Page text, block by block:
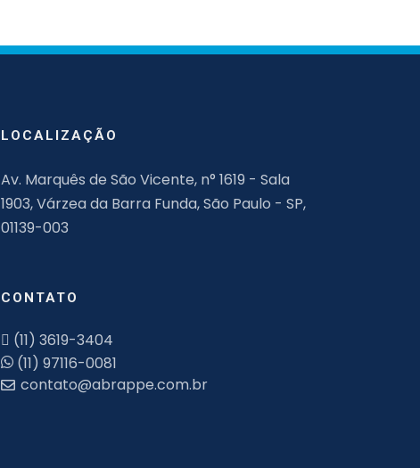
LOCALIZAÇÃO
Av. Marquês de São Vicente, n° 1619 - Sala
1903, Várzea da Barra Funda, São Paulo - SP,
01139-003
CONTATO
(11) 3619-3404
(11) 97116-0081